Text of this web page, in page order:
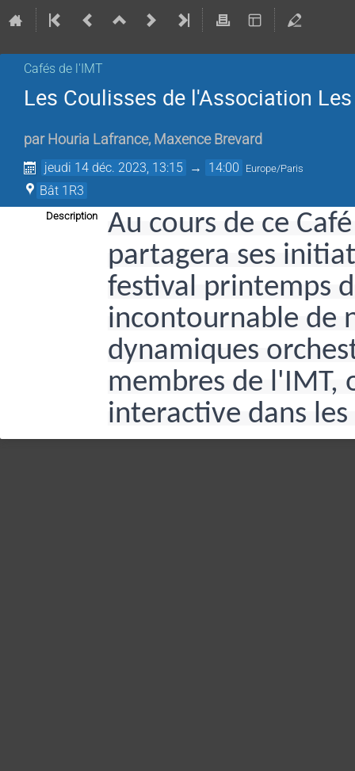
Cafés de l'IMT
Les Coulisses de l'Association
par Houria Lafrance, Maxence Brevard
jeudi 14 déc. 2023, 13:15 → 14:00 Europe/Paris
Bât 1R3
Description
Au cours de ce
partagera ses
festival printemps
incontournable de
dynamiques
membres de l'IMT,
interactive dans